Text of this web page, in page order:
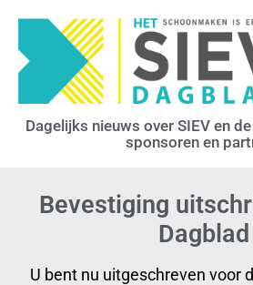
Dagelijks nieuws over SIEV en
sponsoren en
Bevestiging
Dagblad
U bent nu uitgeschreven voor